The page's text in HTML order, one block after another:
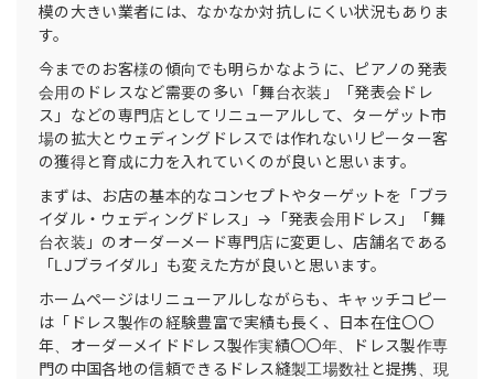
模の大きい業者には、なかなか対抗しにくい状況もありま
す。
今までのお客様の傾向でも明らかなように、ピアノの発表
会用のドレスなど需要の多い「舞台衣装」「発表会ドレ
ス」などの専門店としてリニューアルして、ターゲット市
場の拡大とウェディングドレスでは作れないリピーター客
の獲得と育成に力を入れていくのが良いと思います。
まずは、お店の基本的なコンセプトやターゲットを「ブラ
イダル・ウェディングドレス」→「発表会用ドレス」「舞
台衣装」のオーダーメード専門店に変更し、店舗名である
「LJブライダル」も変えた方が良いと思います。
ホームページはリニューアルしながらも、キャッチコピー
は「ドレス製作の経験豊富で実績も長く、日本在住〇〇
年、オーダーメイドドレス製作実績〇〇年、ドレス製作専
門の中国各地の信頼できるドレス縫製工場数社と提携、現